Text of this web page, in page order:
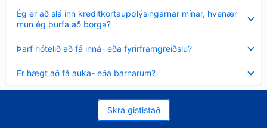
Ég er að slá inn kreditkortaupplýsingarnar mínar, hvenær
mun ég þurfa að borga?
Minna
sýnt
Þarf hótelið að fá inná- eða fyrirframgreiðslu?
sýnt
Er hægt að fá auka- eða barnarúm?
sýnt
Skrá gististað